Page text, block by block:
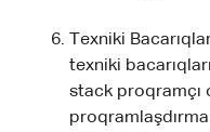
Texniki
texniki
stack proqramçı